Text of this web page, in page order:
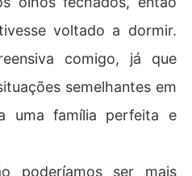
voltado a dormir.
comigo, já que
semelhantes em
uma família perfeita e
poderíamos ser mais